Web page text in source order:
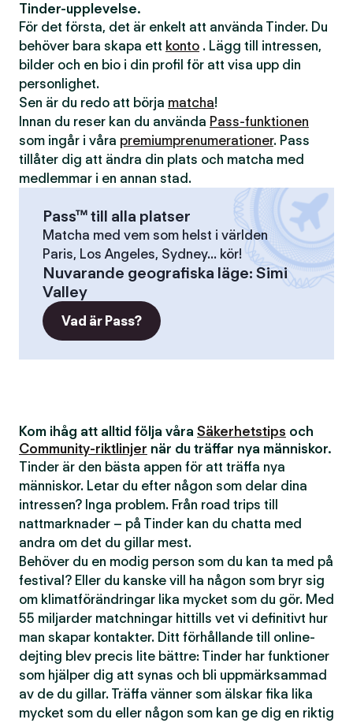
Tinder-upplevelse.
För det första, det är enkelt att använda Tinder. Du
behöver bara skapa ett konto . Lägg till intressen,
bilder och en bio i din profil för att visa upp din
personlighet.
Sen är du redo att börja matcha!
Innan du reser kan du använda Pass-funktionen
som ingår i våra premiumprenumerationer. Pass
tillåter dig att ändra din plats och matcha med
medlemmar i en annan stad.
Pass™ till alla platser
Matcha med vem som helst i världen
Paris, Los Angeles, Sydney... kör!
Nuvarande geografiska läge: Simi
Valley
Vad är Pass?
Kom ihåg att alltid följa våra Säkerhetstips och
Community-riktlinjer när du träffar nya människor.
Tinder är den bästa appen för att träffa nya
människor. Letar du efter någon som delar dina
intressen? Inga problem. Från road trips till
nattmarknader – på Tinder kan du chatta med
andra om det du gillar mest.
Behöver du en modig person som du kan ta med på
festival? Eller du kanske vill ha någon som bryr sig
om klimatförändringar lika mycket som du gör. Med
55 miljarder matchningar hittills vet vi definitivt hur
man skapar kontakter. Ditt förhållande till online-
dejting blev precis lite bättre: Tinder har funktioner
som hjälper dig att synas och bli uppmärksammad
av de du gillar. Träffa vänner som älskar fika lika
mycket som du eller någon som kan ge dig en riktig